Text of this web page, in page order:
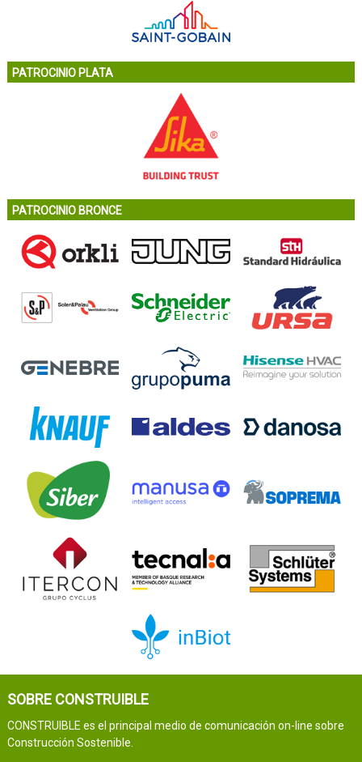
PATROCINIO PLATA
PATROCINIO BRONCE
SOBRE CONSTRUIBLE
CONSTRUIBLE es el principal medio de comunicación on-line sobre
Construcción Sostenible.